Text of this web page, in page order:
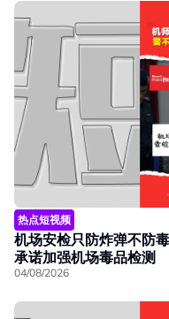
热点短视频
机场安检只防炸弹不防
承诺加强机场毒品检测
04/08/2026